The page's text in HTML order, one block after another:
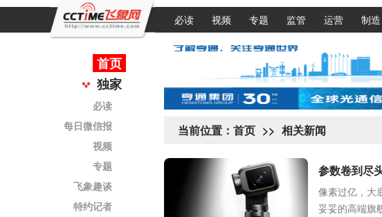
必读 视频 专题 监管 运营 制造
首页
独家
必读
每日微信报
视频
专题
飞象趣谈
特约记者
当前位置： 首页 >> 相关新闻
参数卷到尽
像素过亿，大
妥妥的高端旗